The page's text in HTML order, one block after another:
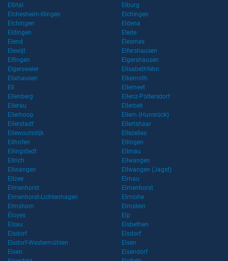
Elbtal
Elburg
Elchesheim-Illingen
Elchingen
Elchingen
Eldena
Eldingen
Elede
Elend
Élesmes
Elewijt
Elfershausen
Elfingen
Elgershausen
Elgersweier
Elisabethfehn
Elixhausen
Elkenroth
Ell
Ellemeet
Ellenberg
Ellenz-Poltersdorf
Ellerau
Ellerbek
Ellerhoop
Ellern (Hunsrück)
Ellerstadt
Ellertshaar
Ellewoutsdijk
Ellezelles
Ellhofen
Ellingen
Ellingstedt
Ellmau
Ellrich
Ellwangen
Ellwangen
Ellwangen (Jagst)
Ellzee
Elmau
Elmenhorst
Elmenhorst
Elmenhorst-Lichtenhagen
Elmlohe
Elmshorn
Elmstein
Éloyes
Elp
Elsau
Elsbethen
Elsdorf
Elsdorf
Elsdorf-Westermühlen
Elsen
Elsen
Elsendorf